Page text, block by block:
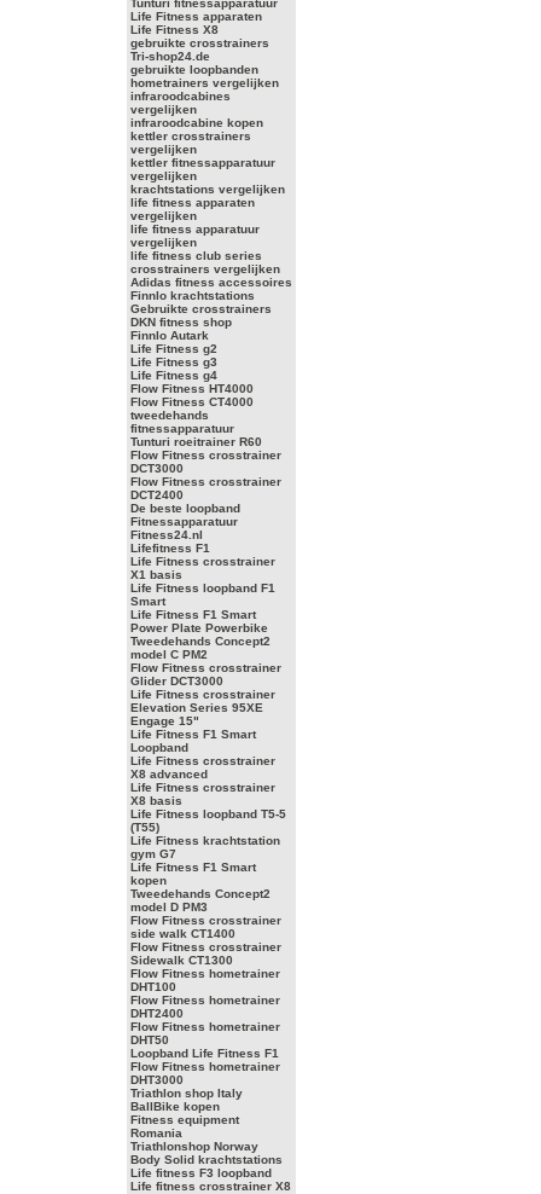
Tunturi fitnessapparatuur
Life Fitness apparaten
Life Fitness X8
gebruikte crosstrainers
Tri-shop24.de
gebruikte loopbanden
hometrainers vergelijken
infraroodcabines
vergelijken
infraroodcabine kopen
kettler crosstrainers
vergelijken
kettler fitnessapparatuur
vergelijken
krachtstations vergelijken
life fitness apparaten
vergelijken
life fitness apparatuur
vergelijken
life fitness club series
crosstrainers vergelijken
Adidas fitness accessoires
Finnlo krachtstations
Gebruikte crosstrainers
DKN fitness shop
Finnlo Autark
Life Fitness g2
Life Fitness g3
Life Fitness g4
Flow Fitness HT4000
Flow Fitness CT4000
tweedehands
fitnessapparatuur
Tunturi roeitrainer R60
Flow Fitness crosstrainer
DCT3000
Flow Fitness crosstrainer
DCT2400
De beste loopband
Fitnessapparatuur
Fitness24.nl
Lifefitness F1
Life Fitness crosstrainer
X1 basis
Life Fitness loopband F1
Smart
Life Fitness F1 Smart
Power Plate Powerbike
Tweedehands Concept2
model C PM2
Flow Fitness crosstrainer
Glider DCT3000
Life Fitness crosstrainer
Elevation Series 95XE
Engage 15"
Life Fitness F1 Smart
Loopband
Life Fitness crosstrainer
X8 advanced
Life Fitness crosstrainer
X8 basis
Life Fitness loopband T5-5
(T55)
Life Fitness krachtstation
gym G7
Life Fitness F1 Smart
kopen
Tweedehands Concept2
model D PM3
Flow Fitness crosstrainer
side walk CT1400
Flow Fitness crosstrainer
Sidewalk CT1300
Flow Fitness hometrainer
DHT100
Flow Fitness hometrainer
DHT2400
Flow Fitness hometrainer
DHT50
Loopband Life Fitness F1
Flow Fitness hometrainer
DHT3000
Triathlon shop Italy
BallBike kopen
Fitness equipment
Romania
Triathlonshop Norway
Body Solid krachtstations
Life fitness F3 loopband
Life fitness crosstrainer X8